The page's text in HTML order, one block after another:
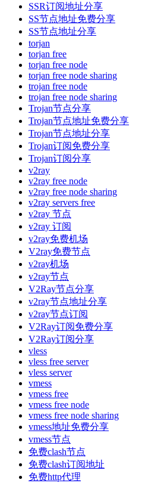
SSR订阅地址分享
SS节点地址免费分享
SS节点地址分享
torjan
torjan free
torjan free node
torjan free node sharing
trojan free node
trojan free node sharing
Trojan节点分享
Trojan节点地址免费分享
Trojan节点地址分享
Trojan订阅免费分享
Trojan订阅分享
v2ray
v2ray free node
v2ray free node sharing
v2ray servers free
v2ray 节点
v2ray 订阅
v2ray免费机场
V2ray免费节点
v2ray机场
v2ray节点
V2Ray节点分享
v2ray节点地址分享
v2ray节点订阅
V2Ray订阅免费分享
V2Ray订阅分享
vless
vless free server
vless server
vmess
vmess free
vmess free node
vmess free node sharing
vmess地址免费分享
vmess节点
免费clash节点
免费clash订阅地址
免费http代理